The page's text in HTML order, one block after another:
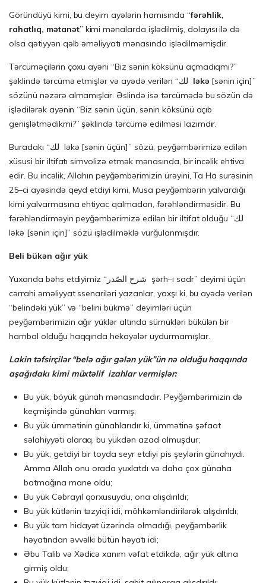
Göründüyü kimi, bu deyim ayələrin hamısında “fərəhlik,
rahatlıq, mətanət” kimi mənalarda işlədilmiş, dolayısı ilə də
olsa qətiyyən qəlb əməliyyatı mənasında işlədilməmişdir.
Tərcüməçilərin çoxu ayəni “Biz sənin köksünü açmadıqmı?”
ləkə [sənin için]”
sözünü nəzərə almamışlar. Əslində isə tərcümədə bu sözün də
işlədilərək ayənin “Biz sənin üçün, sənin köksünü açıb
genişlətmədikmi?” şəklində tərcümə edilməsi lazımdır.
Buradakı “لك ləkə [sənin üçün]” sözü, peyğəmbərimizə edilən
xüsusi bir iltifatı simvolizə etmək mənasında, bir incəlik ehtiva
edir. Bu incəlik, Allahın peyğəmbərimizin ürəyini, Ta Ha surəsinin
25–ci ayəsində qeyd etdiyi kimi, Musa peyğəmbərin yalvardığı
kimi yalvarmasına ehtiyac qalmadan, fərəhləndirməsidir. Bu
fərəhləndirməyin peyğəmbərimizə edilən bir iltifat olduğu “لك
ləkə [sənin için]” sözü işlədilməklə vurğulanmışdır.
Beli bükən ağır yük
Yuxarıda bəhs etdiyimiz “شرح الصّدر şərh–ı sadr” deyimi üçün
cərrahi əməliyyat ssenariləri yazanlar, yaxşı ki, bu ayədə verilən
“belindəki yük” və “belini bükmə” deyimləri üçün
peyğəmbərimizin ağır yüklər altında sümükləri bükülən bir
hambal olduğu haqqında hekayələr uydurmamışlar.
Lakin təfsirçilər “belə ağır gələn yük”ün nə olduğu haqqında
aşağıdakı kimi müxtəlif izahlar vermişlər:
Bu yük, böyük günah mənasındadır. Peyğəmbərimizin də
keçmişində günahları varmış;
Bu yük ümmətinin günahlarıdır ki, ümmətinə şəfaat
səlahiyyəti alaraq, bu yükdən azad olmuşdur;
Bu yük, getdiyi bir toyda seyr etdiyi pis şeylərin günahıydı.
Amma Allah onu orada yuxlatdı və daha çox günaha
batmağına mane oldu;
Bu yük Cəbrayıl qorxusuydu, ona alışdırıldı;
Bu yük kütlənin təzyiqi idi, möhkəmləndirilərək alışdırıldı;
Bu yük tam hidayət üzərində olmadığı, peyğəmbərlik
həyatından əvvəlki bütün həyatı idi;
Əbu Talib və Xədicə xanım vəfat etdikdə, ağır yük altına
girmiş oldu;